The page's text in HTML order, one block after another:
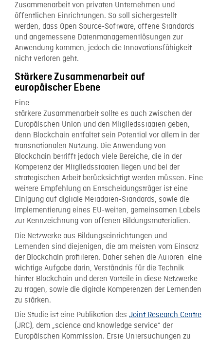
Zusammenarbeit von privaten Unternehmen und
öffentlichen Einrichtungen. So soll sichergestellt
werden, dass Open Source-Software, offene Standards
und angemessene Datenmanagementlösungen zur
Anwendung kommen, jedoch die Innovationsfähigkeit
nicht verloren geht.
Stärkere Zusammenarbeit auf
europäischer Ebene
Eine
stärkere Zusammenarbeit sollte es auch zwischen der
Europäischen Union und den Mitgliedsstaaten geben,
denn Blockchain entfaltet sein Potential vor allem in der
transnationalen Nutzung. Die Anwendung von
Blockchain betrifft jedoch viele Bereiche, die in der
Kompetenz der Mitgliedsstaaten liegen und bei der
strategischen Arbeit berücksichtigt werden müssen. Eine
weitere Empfehlung an Entscheidungsträger ist eine
Einigung auf digitale Metadaten-Standards, sowie die
Implementierung eines EU-weiten, gemeinsamen Labels
zur Kennzeichnung von offenen Bildungsmaterialien.
Die Netzwerke aus Bildungseinrichtungen und
Lernenden sind diejenigen, die am meisten vom Einsatz
der Blockchain profitieren. Daher sehen die Autoren eine
wichtige Aufgabe darin, Verständnis für die Technik
hinter Blockchain und deren Vorteile in diese Netzwerke
zu tragen, sowie die digitale Kompetenzen der Lernenden
zu stärken.
Die Studie ist eine Publikation des Joint Research Centre
(JRC), dem „science and knowledge service“ der
Europäischen Kommission. Erste Untersuchungen zu